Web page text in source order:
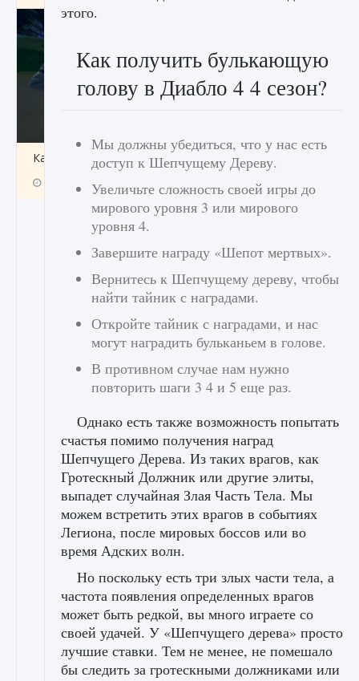
Как включить чат в Fortnite
9 августа 2024 0
этого.
Как получить булькающую
голову в Диабло 4 4 сезон?
Мы должны убедиться, что у нас есть
доступ к Шепчущему Дереву.
Увеличьте сложность своей игры до
мирового уровня 3 или мирового
уровня 4.
Завершите награду «Шепот мертвых».
Вернитесь к Шепчущему дереву, чтобы
найти тайник с наградами.
Откройте тайник с наградами, и нас
могут наградить бульканьем в голове.
В противном случае нам нужно
повторить шаги 3 4 и 5 еще раз.
Однако есть также возможность попытать
счастья помимо получения наград
Шепчущего Дерева. Из таких врагов, как
Гротескный Должник или другие элиты,
выпадет случайная Злая Часть Тела. Мы
можем встретить этих врагов в событиях
Легиона, после мировых боссов или во
время Адских волн.
Но поскольку есть три злых части тела, а
частота появления определенных врагов
может быть редкой, вы много играете со
своей удачей. У «Шепчущего дерева» просто
лучшие ставки. Тем не менее, не помешало
бы следить за гротескными должниками или